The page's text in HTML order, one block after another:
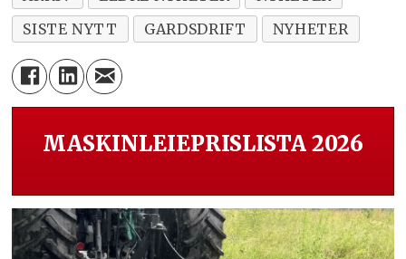
SISTE NYTT
GARDSDRIFT NYHETER
MASKINLEIEPRISLISTA 2026